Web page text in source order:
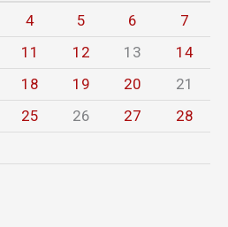
4 5 6
7
11 12 13
14
18 19 20
21
25 26 27
28